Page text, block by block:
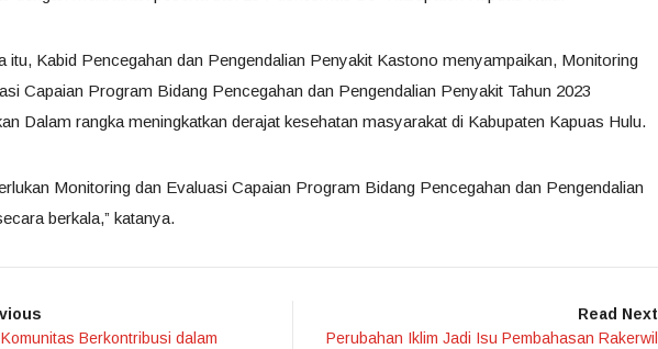
itu, Kabid Pencegahan dan Pengendalian Penyakit Kastono menyampaikan, Monitoring
Capaian Program Bidang Pencegahan dan Pengendalian Penyakit Tahun 2023
Dalam rangka meningkatkan derajat kesehatan masyarakat di Kabupaten Kapuas Hulu.
Monitoring dan Evaluasi Capaian Program Bidang Pencegahan dan Pengendalian
berkala,” katanya.
Berkontribusi dalam
Read Next
Perubahan Iklim Jadi Isu Pembahasan Rakerwil